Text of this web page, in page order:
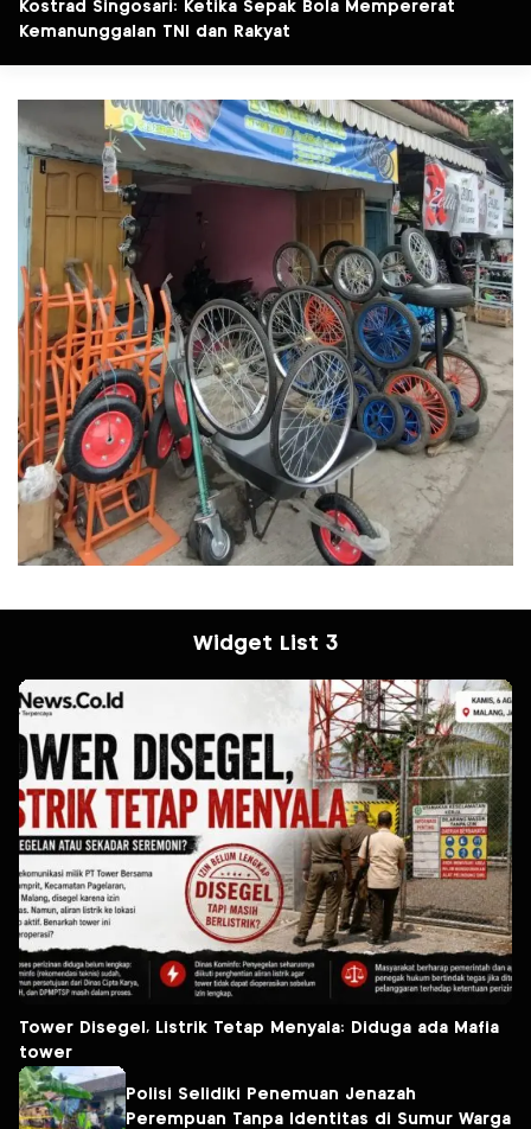
Kostrad Singosari: Ketika Sepak Bola Mempererat
Kemanunggalan TNI dan Rakyat
Widget List 3
Tower Disegel, Listrik Tetap Menyala: Diduga ada Mafia
tower
Polisi Selidiki Penemuan Jenazah
Perempuan Tanpa Identitas di Sumur Warga